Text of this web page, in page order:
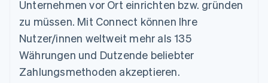
Unternehmen vor Ort einrichten bzw. gründen
zu müssen. Mit Connect können Ihre
Nutzer/innen weltweit mehr als 135
Währungen und Dutzende beliebter
Zahlungsmethoden akzeptieren.